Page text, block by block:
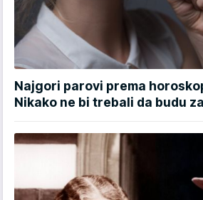
Najgori parovi prema
Nikako ne bi trebali da budu